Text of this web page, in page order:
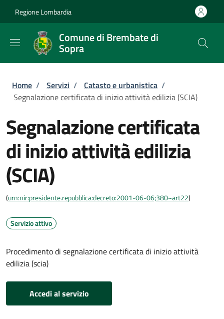
Regione Lombardia
Comune di Brembate di
Sopra
Briciole di pane
Home / Servizi / Catasto e urbanistica /
Segnalazione certificata di inizio attività edilizia (SCIA)
Segnalazione certificata
di inizio attività edilizia
(SCIA)
(urn:nir:presidente.repubblica:decreto:2001-06-06;380~art22)
Servizio attivo
Procedimento di segnalazione certificata di inizio attività
edilizia (scia)
Accedi al servizio